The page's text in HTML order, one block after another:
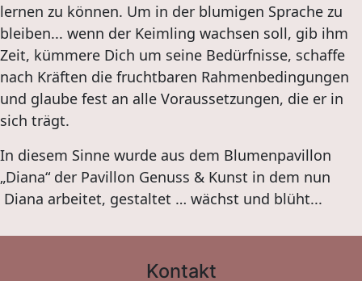
lernen zu können. Um in der blumigen Sprache zu
bleiben... wenn der Keimling wachsen soll, gib ihm
Zeit, kümmere Dich um seine Bedürfnisse, schaffe
nach Kräften die fruchtbaren Rahmenbedingungen
und glaube fest an alle Voraussetzungen, die er in
sich trägt.
In diesem Sinne wurde aus dem Blumenpavillon
„Diana“ der Pavillon Genuss & Kunst in dem nun
Diana arbeitet, gestaltet … wächst und blüht...
Kontakt